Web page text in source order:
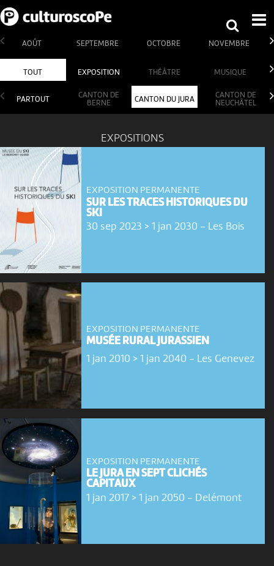
AOÛT SEPTEMBRE OCTOBRE NOVEMBRE
TOUT EXPOSITION THÉÂTRE MUSIQUE
PARTOUT
CANTON DE
BERNE
CANTON DU JURA
CANTON DE
NEUCHÂTEL
EXPOSITIONS
EXPOSITION PERMANENTE
SUR LES TRACES HISTORIQUES DU
SKI
30 sep 2023 > 1 jan 2030- Les Bois
EXPOSITION PERMANENTE
MUSÉE RURAL JURASSIEN
1 jan 2010 > 1 jan 2040- Les Genevez
EXPOSITION PERMANENTE
LE JURA EN SEPT CLICHÉS
CAPITAUX
1 jan 2017 > 1 jan 2050- Delémont